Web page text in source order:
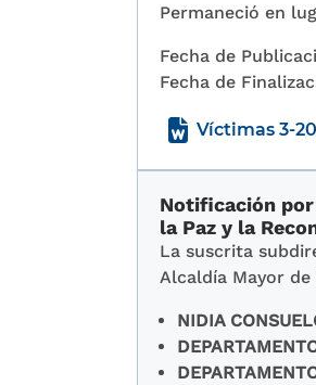
Permaneció en
Fecha de
Fecha de
Víctimas 3-
Notificación por
la Paz y la
La suscrita
Alcaldía Mayor
NIDIA